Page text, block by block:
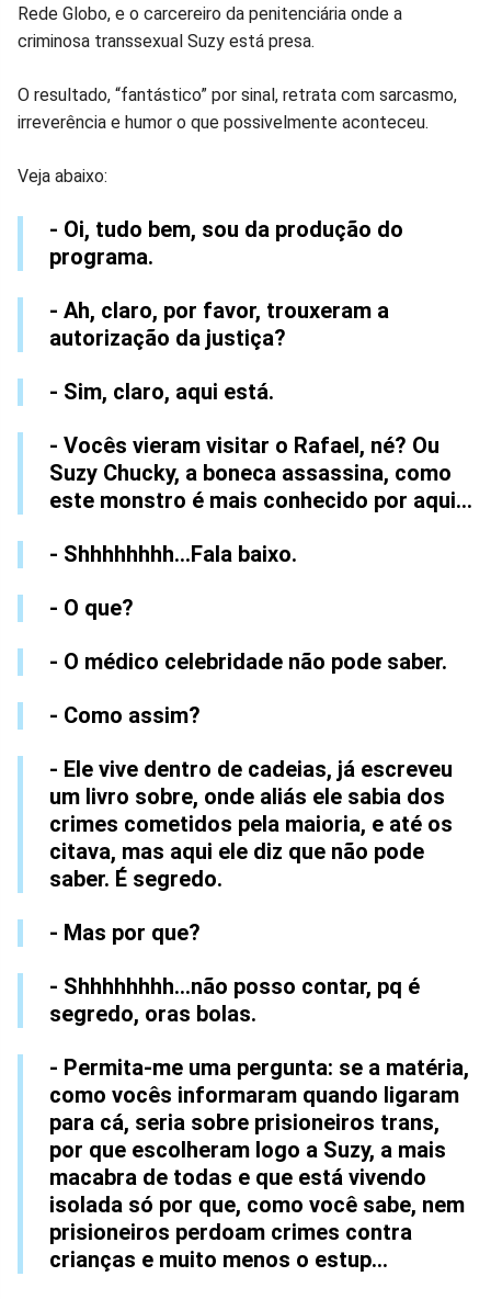
FacebookWhatsappTwitterMessenger
Rede Globo, e o carcereiro da penitenciária onde a
criminosa transsexual Suzy está presa.
O resultado, “fantástico” por sinal, retrata com sarcasmo,
irreverência e humor o que possivelmente aconteceu.
Veja abaixo:
- Oi, tudo bem, sou da produção do
programa.
- Ah, claro, por favor, trouxeram a
autorização da justiça?
- Sim, claro, aqui está.
- Vocês vieram visitar o Rafael, né? Ou
Suzy Chucky, a boneca assassina, como
este monstro é mais conhecido por aqui...
- Shhhhhhhh...Fala baixo.
- O que?
- O médico celebridade não pode saber.
- Como assim?
- Ele vive dentro de cadeias, já escreveu
um livro sobre, onde aliás ele sabia dos
crimes cometidos pela maioria, e até os
citava, mas aqui ele diz que não pode
saber. É segredo.
- Mas por que?
- Shhhhhhhh...não posso contar, pq é
segredo, oras bolas.
- Permita-me uma pergunta: se a matéria,
como vocês informaram quando ligaram
para cá, seria sobre prisioneiros trans,
por que escolheram logo a Suzy, a mais
macabra de todas e que está vivendo
isolada só por que, como você sabe, nem
prisioneiros perdoam crimes contra
crianças e muito menos o estup...